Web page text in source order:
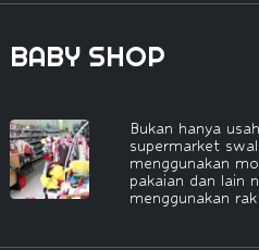
BABY SHOP
Bukan hanya
supermarket
menggunakan
pakaian dan lain
menggunakan